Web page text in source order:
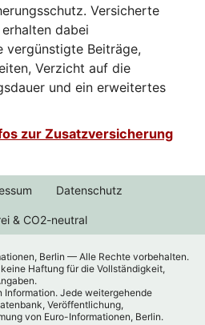
Versicherte
dabei
vergünstigte Beiträge,
Verzicht auf die
und ein erweitertes
zur Zusatzversicherung
Datenschutz
& CO2-neutral
Berlin — Alle Rechte vorbehalten.
Haftung für die Vollständigkeit,
Information. Jede weitergehende
Veröffentlichung,
von Euro-Informationen, Berlin.